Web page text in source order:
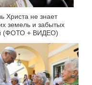
Христа не знает
земель и забытых
(ФОТО + ВИДЕО)